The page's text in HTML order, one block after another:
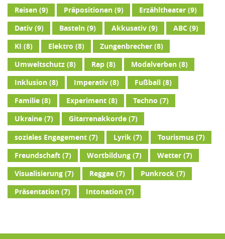
Reisen(9) Präpositionen(9) Erzähltheater(9)
Dativ(9) Basteln(9) Akkusativ(9) ABC (9)
KI (8) Elektro (8) Zungenbrecher(8)
Umweltschutz(8) Rap(8) Modalverben(8)
Inklusion(8) Imperativ(8) Fußball(8)
Familie(8) Experiment(8) Techno (7)
Ukraine(7) Gitarrenakkorde(7)
soziales Engagement(7) Lyrik(7) Tourismus(7)
Freundschaft(7) Wortbildung(7) Wetter(7)
Visualisierung(7) Reggae(7) Punkrock(7)
Präsentation(7) Intonation(7)